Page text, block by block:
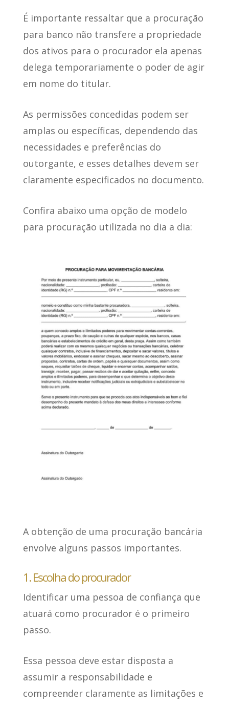
É importante ressaltar que a procuração
para banco não transfere a propriedade
dos ativos para o procurador ela apenas
delega temporariamente o poder de agir
em nome do titular.
As permissões concedidas podem ser
amplas ou específicas, dependendo das
necessidades e preferências do
outorgante, e esses detalhes devem ser
claramente especificados no documento.
Confira abaixo uma opção de modelo
para procuração utilizada no dia a dia:
A obtenção de uma procuração bancária
envolve alguns passos importantes.
1. Escolha do procurador
Identificar uma pessoa de confiança que
atuará como procurador é o primeiro
passo.
Essa pessoa deve estar disposta a
assumir a responsabilidade e
compreender claramente as limitações e